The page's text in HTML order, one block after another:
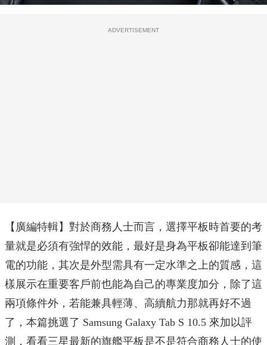
ADVERTISEMENT
【廣編特輯】對於商務人士而言，選擇平板時首要的考
量就是必須有強悍的效能，最好是身為平板卻能達到筆
電的功能，其次是外型需具有一定水準之上的質感，這
樣展示在重要客戶前也能為自己的專業度加分，除了這
兩項條件外，若能兼具輕薄、高續航力那就再好不過
了，本篇挑選了 Samsung Galaxy Tab S 10.5 來加以評
測，看看三星最新的旗艦平板是不是符合商務人士的使